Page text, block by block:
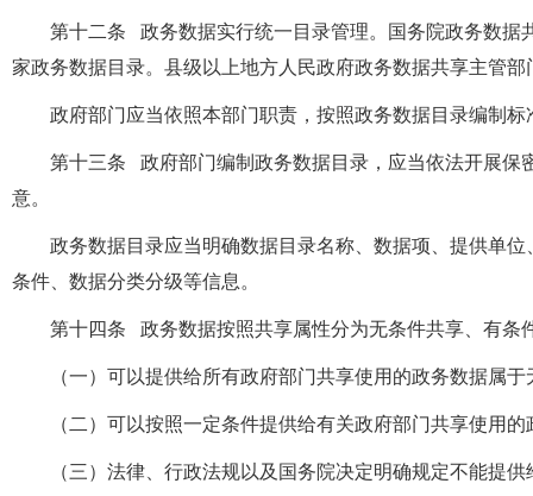
第十二条 政务数据实行统一目录管理。国务院政务数据
家政务数据目录。县级以上地方人民政府政务数据共享主管
政府部门应当依照本部门职责，按照政务数据目录编制
第十三条 政府部门编制政务数据目录，应当依法开展保
意。
政务数据目录应当明确数据目录名称、数据项、提供单
条件、数据分类分级等信息。
第十四条 政务数据按照共享属性分为无条件共享、有条
（一）可以提供给所有政府部门共享使用的政务数据属
（二）可以按照一定条件提供给有关政府部门共享使用
（三）法律、行政法规以及国务院决定明确规定不能提